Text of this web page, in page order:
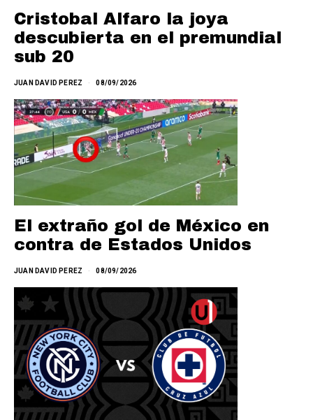
Cristobal Alfaro la joya
descubierta en el premundial
sub 20
JUAN DAVID PEREZ 08/09/2026
El extraño gol de México en
contra de Estados Unidos
JUAN DAVID PEREZ 08/09/2026